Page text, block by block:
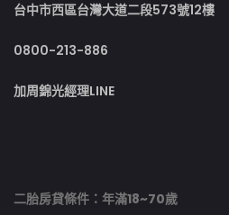
台中市西區台灣大道二段573號12樓
0800-213-886
加周錦光經理LINE
二胎房貸條件：年滿18~70歲